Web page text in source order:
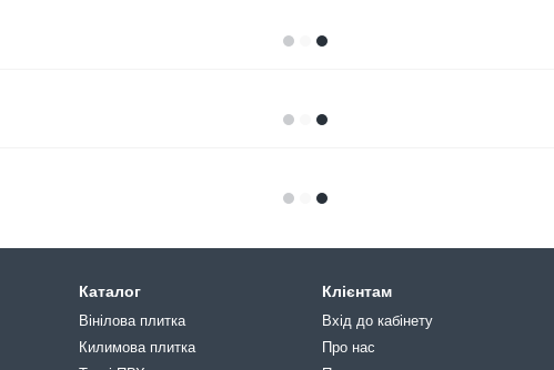
Каталог
Вінілова плитка
Килимова плитка
Клієнтам
Вхід до кабінету
Про нас